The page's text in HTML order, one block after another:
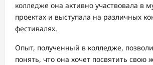
колледже она активно участвовала в
проектах и выступала на различных
фестивалях.
Опыт, полученный в колледже,
понять, что она хочет посвятить свою